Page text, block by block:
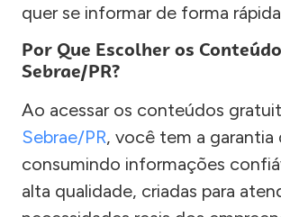
quer se informar de forma
Por Que Escolher os
Sebrae/PR?
Ao acessar os conteúdos
Sebrae/PR, você tem a garantia
consumindo informações
alta qualidade, criadas para